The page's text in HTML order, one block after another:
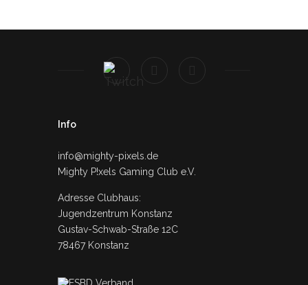
Info
info@mighty-pixels.de
Mighty P!xels Gaming Club e.V.
Adresse Clubhaus:
Jugendzentrum Konstanz
Gustav-Schwab-Straße 12C
78467 Konstanz